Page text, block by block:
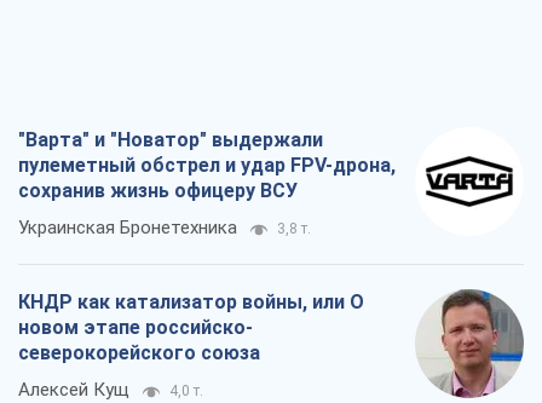
"Варта" и "Новатор" выдержали
пулеметный обстрел и удар FPV-дрона,
сохранив жизнь офицеру ВСУ
Украинская Бронетехника 3,8 т.
КНДР как катализатор войны, или О
новом этапе российско-
северокорейского союза
Алексей Кущ 4,0 т.